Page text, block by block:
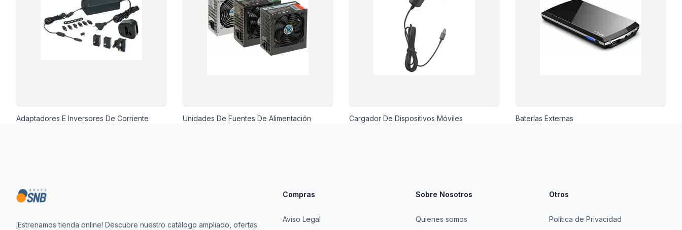
Adaptadores E Inversores De Corriente Unidades De Fuentes De Alimentación Cargador De Dispositivos Móviles Baterías Externas
¡Estrenamos tienda online! Descubre nuestro catálogo ampliado, ofertas
Compras
Aviso Legal
Sobre Nosotros
Quienes somos
Otros
Política de Privacidad